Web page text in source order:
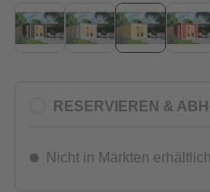
RESERVIEREN &
Nicht in Märkten erhältlich